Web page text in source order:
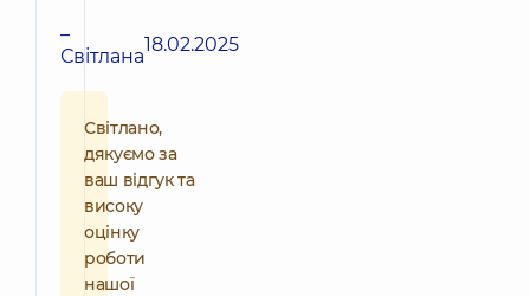
–
Світлана18.02.2025
Світлано,
дякуємо за
ваш відгук та
високу
оцінку
роботи
нашої